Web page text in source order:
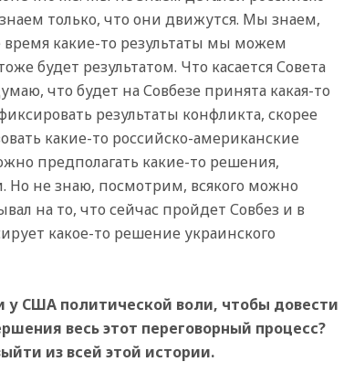
управлении аэропортом
Шереметьево
вчера, 17:35Шесть человек
пострадали при ударе ВСУ по
автобусу в Запорожской
области
Сочи и Геленджика сняты
ограничения
вчера, 17:17Власти РФ
помогут пострадавшему от
бизнесу
четыре года условно
вчера, 16:46 ЦБ:
международные резервы
России снизились
только, что они движутся. Мы знаем,
какие-то результаты мы можем
будет результатом. Что касается Совета
что будет на Совбезе принята какая-то
результаты конфликта, скорее
какие-то российско-американские
предполагать какие-то решения,
Но не знаю, посмотрим, всякого можно
на то, что сейчас пройдет Совбез и в
какое-то решение украинского
США политической воли, чтобы довести
весь этот переговорный процесс?
из всей этой истории.